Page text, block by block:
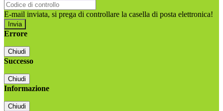
E-mail inviata, si prega di controllare la casella di posta elettronica!
Errore
Chiudi
Successo
Chiudi
Informazione
Chiudi